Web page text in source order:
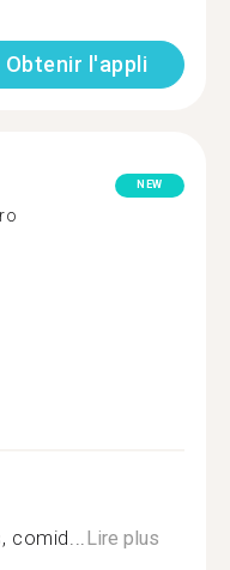
Obtenir l'appli
NEW
comid...Lire plus